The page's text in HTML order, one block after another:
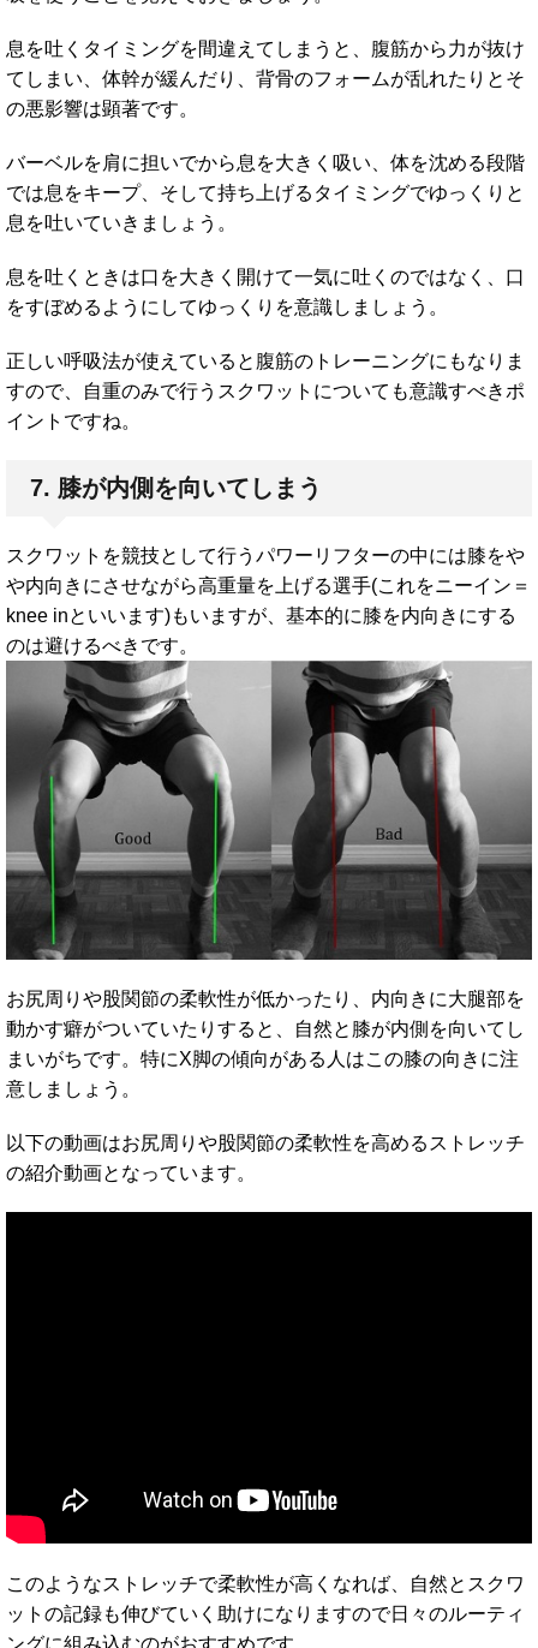
息を吐くタイミングを間違えてしまうと、腹筋から力が抜け
てしまい、体幹が緩んだり、背骨のフォームが乱れたりとそ
の悪影響は顕著です。
バーベルを肩に担いでから息を大きく吸い、体を沈める段階
では息をキープ、そして持ち上げるタイミングでゆっくりと
息を吐いていきましょう。
息を吐くときは口を大きく開けて一気に吐くのではなく、口
をすぼめるようにしてゆっくりを意識しましょう。
正しい呼吸法が使えていると腹筋のトレーニングにもなりま
すので、自重のみで行うスクワットについても意識すべきポ
イントですね。
7. 膝が内側を向いてしまう
スクワットを競技として行うパワーリフターの中には膝をや
や内向きにさせながら高重量を上げる選手(これをニーイン＝
knee inといいます)もいますが、基本的に膝を内向きにする
のは避けるべきです。
お尻周りや股関節の柔軟性が低かったり、内向きに大腿部を
動かす癖がついていたりすると、自然と膝が内側を向いてし
まいがちです。特にX脚の傾向がある人はこの膝の向きに注
意しましょう。
以下の動画はお尻周りや股関節の柔軟性を高めるストレッチ
の紹介動画となっています。
このようなストレッチで柔軟性が高くなれば、自然とスクワ
ットの記録も伸びていく助けになりますので日々のルーティ
ングに組み込むのがおすすめです。